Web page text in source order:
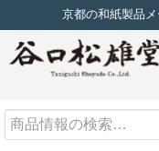
京都の和紙製品
Search